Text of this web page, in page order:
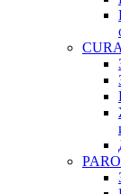
PARO